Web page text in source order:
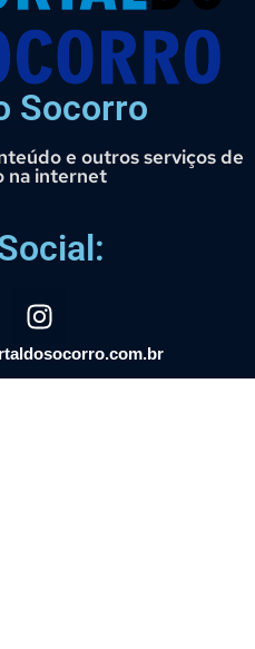
Socorro
e outros serviços de
na internet